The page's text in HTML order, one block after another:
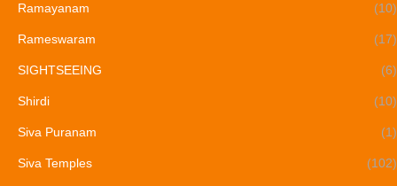
Ramayanam (10)
Rameswaram (17)
SIGHTSEEING (6)
Shirdi (10)
Siva Puranam (1)
Siva Temples (102)